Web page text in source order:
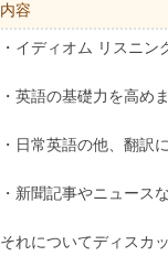
内容
・イディオム リスニ
・英語の基礎力を高めま
・日常英語の他、翻訳
・新聞記事やニュース
それについてディスカ